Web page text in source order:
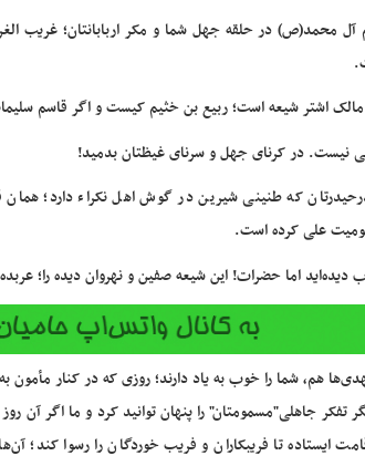
آل محمد(ص) در حلقه جهل شما و مکر اربابانتان؛ غریب
اشتر شیعه است؛ ربیع بن خثیم کیست و اگر قاسم
نیست. در کرنای جهل و سرنای غیظتان بدمید!
که طنینی شیرین در گوش اهل نکراء دارد؛
علی کرده است.
دیده‌اید اما حضرات! این شیعه صفین و نهروان دیده را؛
هم، شما را خوب به یاد دارند؛ روزی که در کنار
تفکر جاهلی"مسمومتان" را پنهان توانید کرد و ما اگر
ایستاده تا فریبکاران و فریب خوردگان را رسوا کند؛